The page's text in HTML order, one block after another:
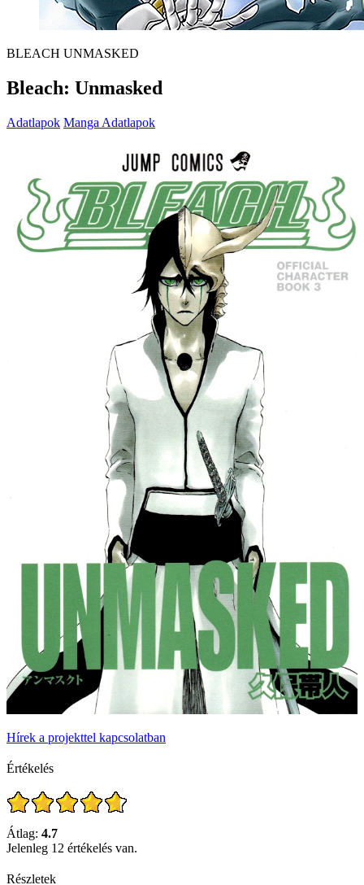
BLEACH UNMASKED
Bleach: Unmasked
Adatlapok Manga Adatlapok
Hírek a projekttel kapcsolatban
Értékelés
Átlag: 4.7
Jelenleg 12 értékelés van.
Részletek